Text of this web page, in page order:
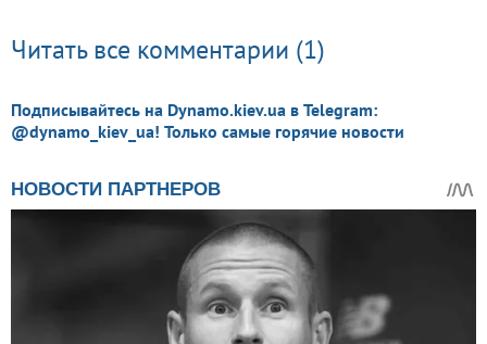
Читать все комментарии (1)
Подписывайтесь на Dynamo.kiev.ua в Telegram:
@dynamo_kiev_ua! Только самые горячие новости